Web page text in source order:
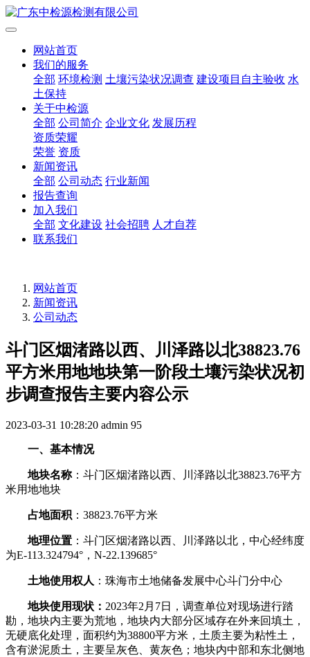
网站首页
我们的服务
全部 环境检测 土壤污染状况调查 建设项目自主验收 水
土保持
关于中检源
全部 公司简介 企业文化 发展历程
资质荣耀
荣誉 资质
新闻资讯
全部 公司动态 行业新闻
报告查询
加入我们
全部 文化建设 社会招聘 人才自荐
联系我们
网站首页
新闻资讯
公司动态
斗门区烟渚路以西、川泽路以北38823.76
平方米用地地块第一阶段土壤污染状况初
步调查报告主要内容公示
2023-03-31 10:28:20 admin 95
一、基本情况
地块名称：斗门区烟渚路以西、川泽路以北38823.76平方
米用地地块
占地面积 ： 38823.76平方米
地理位置 ： 斗门区烟渚路以西、川泽路以北 ， 中心经纬度
为E-113.324794°， N-22.139685°
土地使用权人 ：珠海市土地储备发展中心斗门分中心
地块使用现状： 2023年2 月 7日，调查单位对现场进行踏
勘，地块内主要为荒地，地块内大部分区域存在外来回填土，
无硬底化处理，面积约为38800平方米，土质主要为粘性土，
含有淤泥质土，主要呈灰色、黄灰色；地块内中部和东北侧地